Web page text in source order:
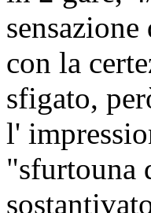
con la
sfigato,
l'
"sfurtouna